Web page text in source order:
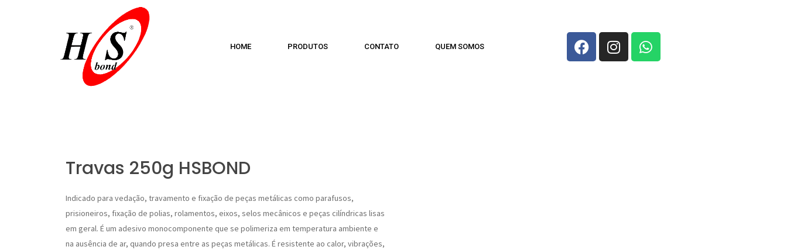
HOME PRODUTOS CONTATO QUEM SOMOS
Travas 250g HSBOND
Indicado para vedação, travamento e fixação de peças metálicas como parafusos,
prisioneiros, fixação de polias, rolamentos, eixos, selos mecânicos e peças cilíndricas lisas
em geral. É um adesivo monocomponente que se polimeriza em temperatura ambiente e
na ausência de ar, quando presa entre as peças metálicas. É resistente ao calor, vibrações,